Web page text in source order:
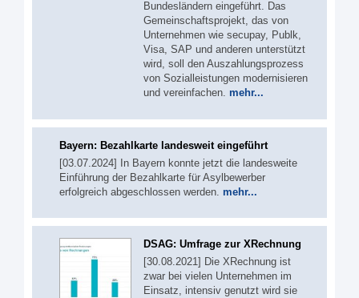
Bundesländern eingeführt. Das
Gemeinschaftsprojekt, das von
Unternehmen wie secupay, Publk,
Visa, SAP und anderen unterstützt
wird, soll den Auszahlungsprozess
von Sozialleistungen modernisieren
und vereinfachen. mehr...
Bayern: Bezahlkarte landesweit eingeführt
[03.07.2024] In Bayern konnte jetzt die landesweite
Einführung der Bezahlkarte für Asylbewerber
erfolgreich abgeschlossen werden. mehr...
DSAG: Umfrage zur XRechnung
[30.08.2021] Die XRechnung ist
zwar bei vielen Unternehmen im
Einsatz, intensiv genutzt wird sie